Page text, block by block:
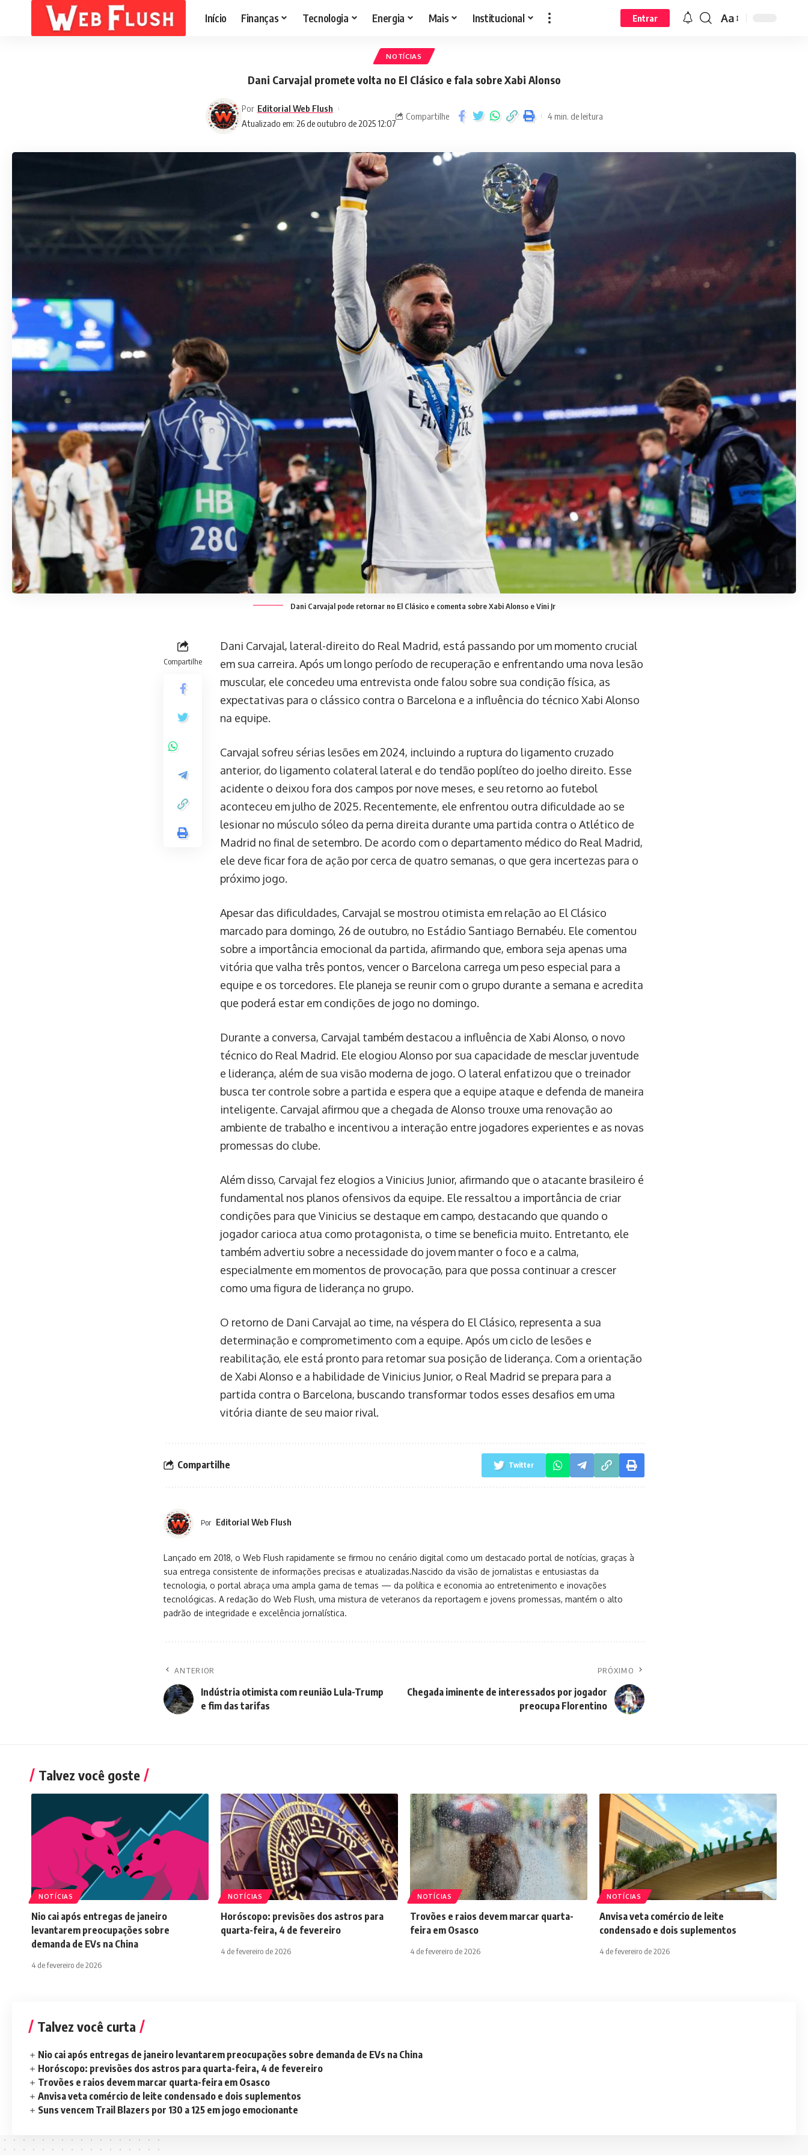
Início Finanças Tecnologia Energia Mais Institucional Entrar Aa
NOTÍCIAS
Dani Carvajal promete volta no El Clásico e fala sobre Xabi Alonso
Atualizado em: 26 de outubro de 2025 12:07
Por Editorial Web Flush
Compartilhe 4 min. de leitura
Dani Carvajal pode retornar no El Clásico e comenta sobre Xabi Alonso e Vini Jr
Compartilhe
Dani Carvajal, lateral-direito do Real Madrid, está passando por um momento crucial
em sua carreira. Após um longo período de recuperação e enfrentando uma nova lesão
muscular, ele concedeu uma entrevista onde falou sobre sua condição física, as
expectativas para o clássico contra o Barcelona e a influência do técnico Xabi Alonso
na equipe.
Carvajal sofreu sérias lesões em 2024, incluindo a ruptura do ligamento cruzado
anterior, do ligamento colateral lateral e do tendão poplíteo do joelho direito. Esse
acidente o deixou fora dos campos por nove meses, e seu retorno ao futebol
aconteceu em julho de 2025. Recentemente, ele enfrentou outra dificuldade ao se
lesionar no músculo sóleo da perna direita durante uma partida contra o Atlético de
Madrid no final de setembro. De acordo com o departamento médico do Real Madrid,
ele deve ficar fora de ação por cerca de quatro semanas, o que gera incertezas para o
próximo jogo.
Apesar das dificuldades, Carvajal se mostrou otimista em relação ao El Clásico
marcado para domingo, 26 de outubro, no Estádio Santiago Bernabéu. Ele comentou
sobre a importância emocional da partida, afirmando que, embora seja apenas uma
vitória que valha três pontos, vencer o Barcelona carrega um peso especial para a
equipe e os torcedores. Ele planeja se reunir com o grupo durante a semana e acredita
que poderá estar em condições de jogo no domingo.
Durante a conversa, Carvajal também destacou a influência de Xabi Alonso, o novo
técnico do Real Madrid. Ele elogiou Alonso por sua capacidade de mesclar juventude
e liderança, além de sua visão moderna de jogo. O lateral enfatizou que o treinador
busca ter controle sobre a partida e espera que a equipe ataque e defenda de maneira
inteligente. Carvajal afirmou que a chegada de Alonso trouxe uma renovação ao
ambiente de trabalho e incentivou a interação entre jogadores experientes e as novas
promessas do clube.
Além disso, Carvajal fez elogios a Vinicius Junior, afirmando que o atacante brasileiro é
fundamental nos planos ofensivos da equipe. Ele ressaltou a importância de criar
condições para que Vinicius se destaque em campo, destacando que quando o
jogador carioca atua como protagonista, o time se beneficia muito. Entretanto, ele
também advertiu sobre a necessidade do jovem manter o foco e a calma,
especialmente em momentos de provocação, para que possa continuar a crescer
como uma figura de liderança no grupo.
O retorno de Dani Carvajal ao time, na véspera do El Clásico, representa a sua
determinação e comprometimento com a equipe. Após um ciclo de lesões e
reabilitação, ele está pronto para retomar sua posição de liderança. Com a orientação
de Xabi Alonso e a habilidade de Vinicius Junior, o Real Madrid se prepara para a
partida contra o Barcelona, buscando transformar todos esses desafios em uma
vitória diante de seu maior rival.
Compartilhe Twitter
Por Editorial Web Flush
Lançado em 2018, o Web Flush rapidamente se firmou no cenário digital como um destacado portal de notícias, graças à
sua entrega consistente de informações precisas e atualizadas.Nascido da visão de jornalistas e entusiastas da
tecnologia, o portal abraça uma ampla gama de temas — da política e economia ao entretenimento e inovações
tecnológicas. A redação do Web Flush, uma mistura de veteranos da reportagem e jovens promessas, mantém o alto
padrão de integridade e excelência jornalística.
ANTERIOR
Indústria otimista com reunião Lula-Trump
e fim das tarifas
PRÓXIMO
Chegada iminente de interessados por jogador
preocupa Florentino
Talvez você goste
NOTÍCIAS
Nio cai após entregas de janeiro
levantarem preocupações sobre
demanda de EVs na China
4 de fevereiro de 2026
NOTÍCIAS
Horóscopo: previsões dos astros para
quarta-feira, 4 de fevereiro
4 de fevereiro de 2026
NOTÍCIAS
Trovões e raios devem marcar quarta-
feira em Osasco
4 de fevereiro de 2026
NOTÍCIAS
Anvisa veta comércio de leite
condensado e dois suplementos
4 de fevereiro de 2026
Talvez você curta
Nio cai após entregas de janeiro levantarem preocupações sobre demanda de EVs na China
Horóscopo: previsões dos astros para quarta-feira, 4 de fevereiro
Trovões e raios devem marcar quarta-feira em Osasco
Anvisa veta comércio de leite condensado e dois suplementos
Suns vencem Trail Blazers por 130 a 125 em jogo emocionante